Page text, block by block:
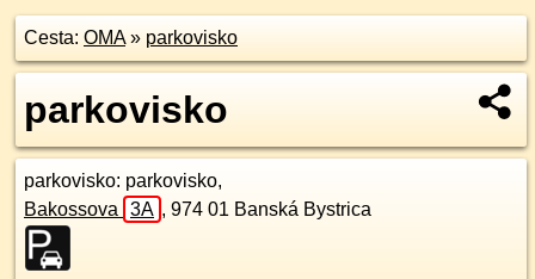
Cesta: OMA» parkovisko
parkovisko
parkovisko: parkovisko,
Bakossova
3A , 974 01 Banská Bystrica